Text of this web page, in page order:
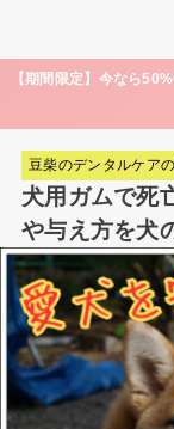
【期間限定】今なら
豆柴のデンタルケア
犬用ガムで死
や与え方を犬